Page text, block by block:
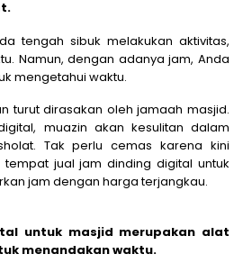
tengah sibuk melakukan aktivitas,
Namun, dengan adanya jam, Anda
mengetahui waktu.
turut dirasakan oleh jamaah masjid.
muazin akan kesulitan dalam
Tak perlu cemas karena kini
jual jam dinding digital untuk
jam dengan harga terjangkau.
untuk masjid merupakan alat
menandakan waktu.